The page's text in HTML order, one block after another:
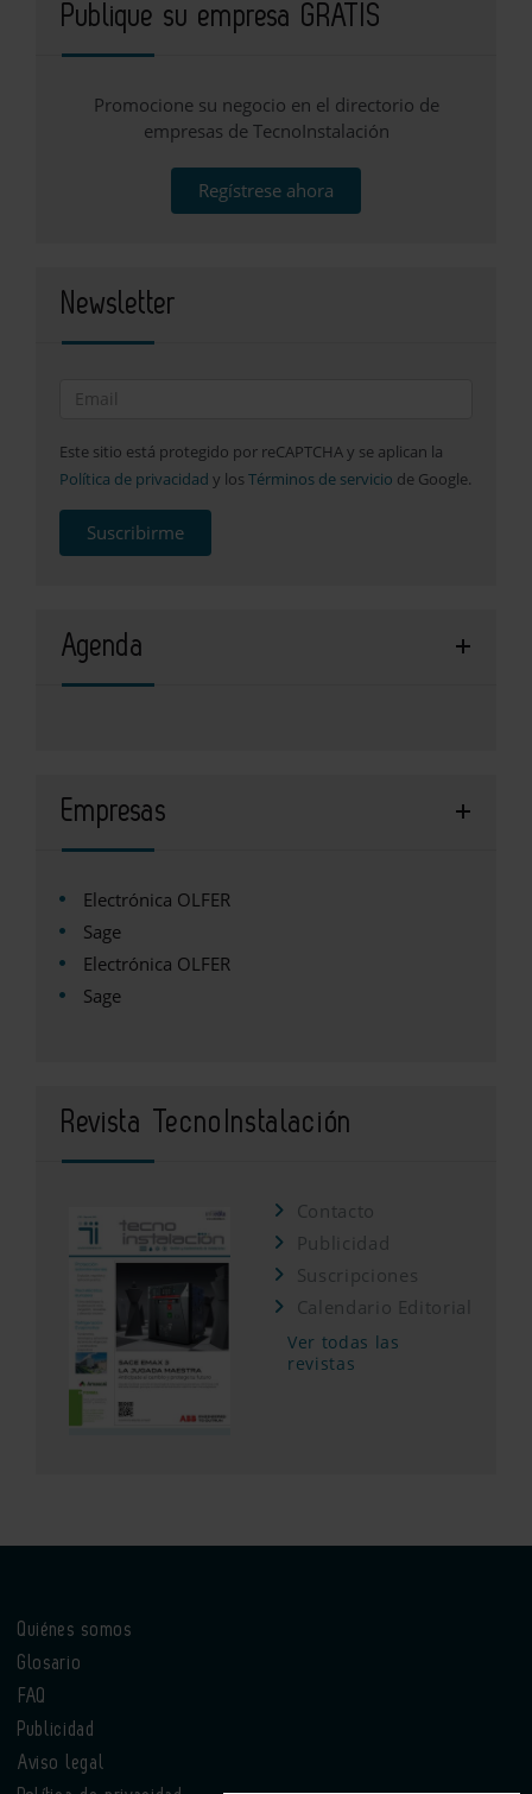
Publique su empresa GRATIS
Promocione su negocio en el directorio de
empresas de TecnoInstalación
Regístrese ahora
Newsletter
Este sitio está protegido por reCAPTCHA y se aplican la
Política de privacidad y los Términos de servicio de Google.
Suscribirme
Agenda
Empresas
Electrónica OLFER
Sage
Electrónica OLFER
Sage
Revista TecnoInstalación
Contacto
Publicidad
Suscripciones
Calendario Editorial
Ver todas las
revistas
Quiénes somos
Glosario
FAQ
Publicidad
Aviso legal